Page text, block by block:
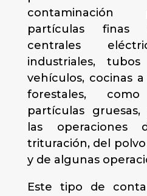
partículas finas
centrales
industriales,
vehículos, cocinas
forestales,
partículas
las operaciones
trituración, del
y de algunas
Este tipo de